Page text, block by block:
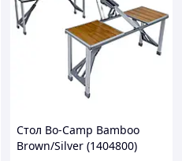
Стол Bo-Camp Bamboo
Brown/Silver (1404800)